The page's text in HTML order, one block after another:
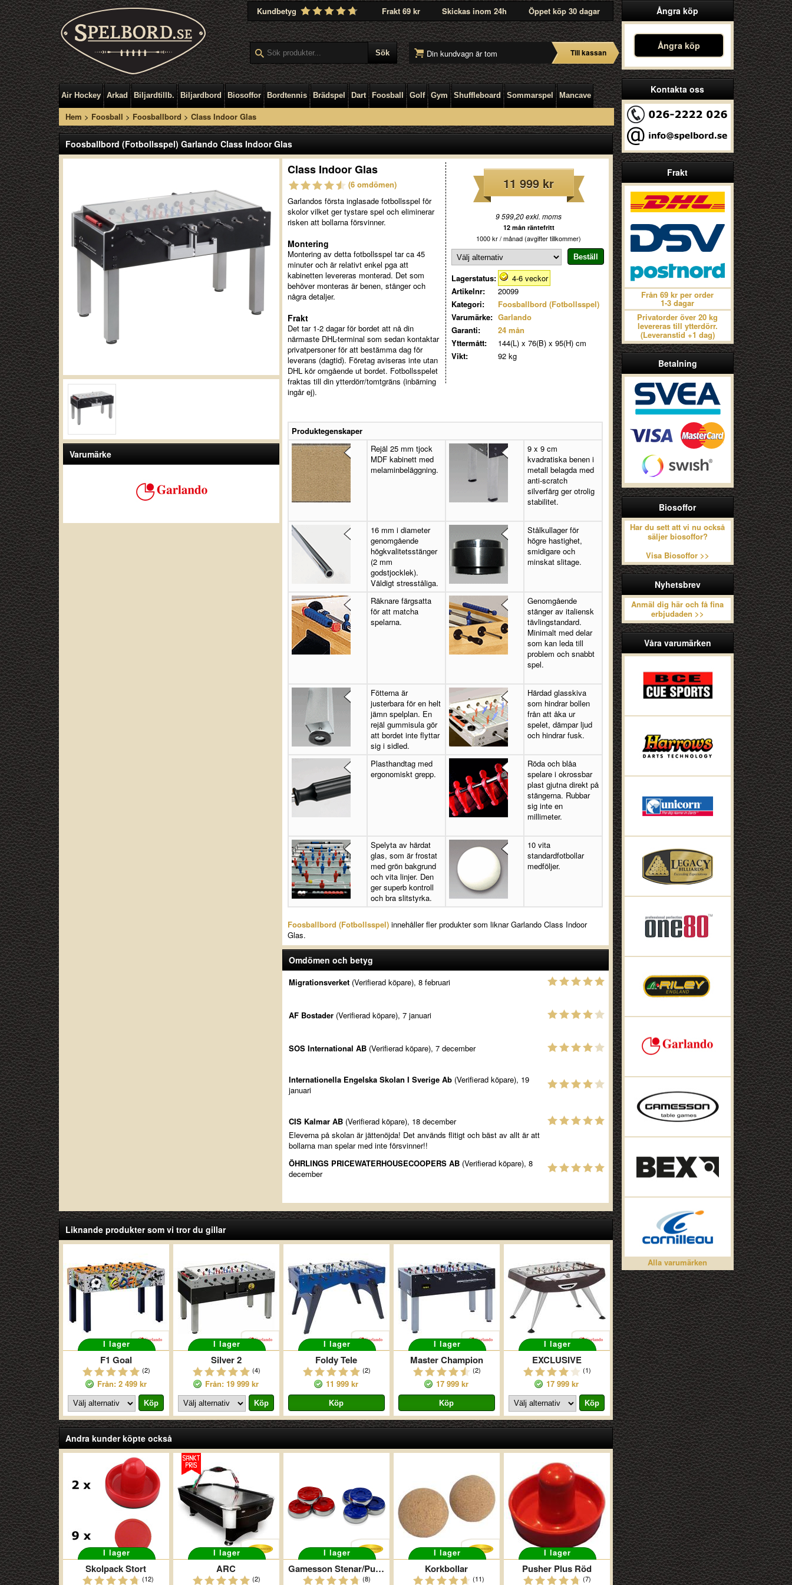
Kundbetyg Frakt 69 kr Skickas inom 24h Öppet köp 30 dagar
Din kundvagn är tom Till kassan
Air Hockey Arkad Biljardtillb. Biljardbord Biosoffor Bordtennis Brädspel Dart Foosball Golf Gym Shuffleboard Sommarspel Mancave
Hem > Foosball > Foosballbord > Class Indoor Glas
Ångra köp
Ångra köp
Kontakta oss
Frakt
Från 69 kr per order
1-3 dagar
Privatorder över 20 kg
levereras till ytterdörr.
(Leveranstid +1 dag)
Betalning
Biosoffor
Har du sett att vi nu också
säljer biosoffor?
Visa Biosoffor >>
Nyhetsbrev
Anmäl dig här och få fina
erbjudaden >>
Våra varumärken
Alla varumärken
Foosballbord (Fotbollsspel) Garlando Class Indoor Glas
Varumärke
11 999 kr
9 599,20 exkl. moms
12 mån räntefritt
1000 kr / månad (avgifter tillkommer)
Lagerstatus:
4-6 veckor
Artikelnr:
20099
Kategori:
Foosballbord (Fotbollsspel)
Varumärke: Garlando
Garanti:
24 mån
Yttermått:
144(L) x 76(B) x 95(H) cm
Vikt:
92 kg
Class Indoor Glas
(6 omdömen)
Garlandos första inglasade fotbollsspel för
skolor vilket ger tystare spel och eliminerar
risken att bollarna försvinner.
Montering
Montering av detta fotbollsspel tar ca 45
minuter och är relativt enkel pga att
kabinetten levereras monterad. Det som
behöver monteras är benen, stänger och
några detaljer.
Frakt
Det tar 1-2 dagar för bordet att nå din
närmaste DHL-terminal som sedan kontaktar
privatpersoner för att bestämma dag för
leverans (dagtid). Företag aviseras inte utan
DHL kör omgående ut bordet. Fotbollsspelet
fraktas till din ytterdörr/tomtgräns (inbärning
ingår ej).
Produktegenskaper
Rejäl 25 mm tjock
MDF kabinett med
melaminbeläggning.
9 x 9 cm
kvadratiska benen i
metall belagda med
anti-scratch
silverfärg ger otrolig
stabilitet.
16 mm i diameter
genomgående
högkvalitetsstänger
(2 mm
godstjocklek).
Väldigt stresståliga.
Stålkullager för
högre hastighet,
smidigare och
minskat slitage.
Räknare färgsatta
för att matcha
spelarna.
Genomgående
stänger av italiensk
tävlingstandard.
Minimalt med delar
som kan leda till
problem och snabbt
spel.
Fötterna är
justerbara för en helt
jämn spelplan. En
rejäl gummisula gör
att bordet inte flyttar
sig i sidled.
Härdad glasskiva
som hindrar bollen
från att åka ur
spelet, dämpar ljud
och hindrar fusk.
Plasthandtag med
ergonomiskt grepp.
Röda och blåa
spelare i okrossbar
plast gjutna direkt på
stängerna. Rubbar
sig inte en
millimeter.
Spelyta av härdat
glas, som är frostat
med grön bakgrund
och vita linjer. Den
ger superb kontroll
och bra slitstyrka.
10 vita
standardfotbollar
medföljer.
Foosballbord (Fotbollsspel)innehåller fler produkter som liknar Garlando Class Indoor
Glas.
Omdömen och betyg
Migrationsverket(Verifierad köpare), 8 februari
AF Bostader(Verifierad köpare), 7 januari
SOS International AB(Verifierad köpare), 7 december
Internationella Engelska Skolan I Sverige Ab(Verifierad köpare), 19
januari
CIS Kalmar AB(Verifierad köpare), 18 december
Eleverna på skolan är jättenöjda! Det används flitigt och bäst av allt är att
bollarna man spelar med inte försvinner!!
ÖHRLINGS PRICEWATERHOUSECOOPERS AB(Verifierad köpare), 8
december
Liknande produkter som vi tror du gillar
I lager
F1 Goal
(2)
Från: 2 499 kr
I lager
Silver 2
(4)
Från: 19 999 kr
I lager
Foldy Tele
(2)
11 999 kr
I lager
Master Champion
(2)
17 999 kr
I lager
EXCLUSIVE
(1)
17 999 kr
Andra kunder köpte också
I lager
Skolpack Stort
(12)
I lager
ARC
(2)
I lager
Gamesson Stenar/Puckar Shuffleboard
(8)
I lager
Korkbollar
(11)
I lager
Pusher Plus Röd
(7)